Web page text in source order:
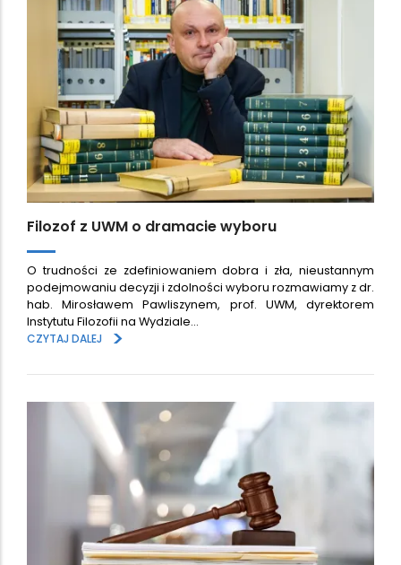
Filozof z UWM o dramacie wyboru
O trudności ze zdefiniowaniem dobra i zła, nieustannym
podejmowaniu decyzji i zdolności wyboru rozmawiamy z dr.
hab. Mirosławem Pawliszynem, prof. UWM, dyrektorem
Instytutu Filozofii na Wydziale…
CZYTAJ DALEJ
>